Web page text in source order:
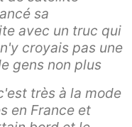
sa
avec un truc qui
croyais pas une
gens non plus
très à la mode
en France et